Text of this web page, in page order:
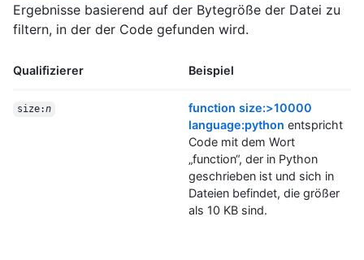
Ergebnisse basierend auf der Bytegröße der Datei zu
filtern, in der der Code gefunden wird.
Qualifizierer Beispiel
size:n
function size:>10000
language:python entspricht
Code mit dem Wort
„function“, der in Python
geschrieben ist und sich in
Dateien befindet, die größer
als 10 KB sind.